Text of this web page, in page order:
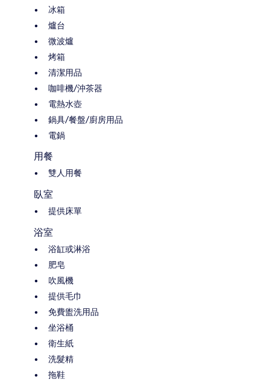
冰箱
爐台
微波爐
烤箱
清潔用品
咖啡機/沖茶器
電熱水壺
鍋具/餐盤/廚房用品
電鍋
用餐
雙人用餐
臥室
提供床單
浴室
浴缸或淋浴
肥皂
吹風機
提供毛巾
免費盥洗用品
坐浴桶
衛生紙
洗髮精
拖鞋